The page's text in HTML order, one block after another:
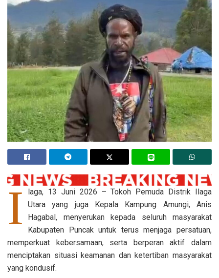
I
laga, 13 Juni 2026 – Tokoh Pemuda Distrik Ilaga
Utara yang juga Kepala Kampung Amungi, Anis
Hagabal, menyerukan kepada seluruh masyarakat
Kabupaten Puncak untuk terus menjaga persatuan,
memperkuat kebersamaan, serta berperan aktif dalam
menciptakan situasi keamanan dan ketertiban masyarakat
yang kondusif.